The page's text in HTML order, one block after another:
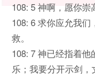
108: 5 神啊，愿你崇
108: 6 求你应允我
救。
108: 7 神已经指着
乐；我要分开示剑，